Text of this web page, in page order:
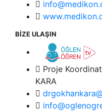
BİZE ULAŞIN
Proje
KARA